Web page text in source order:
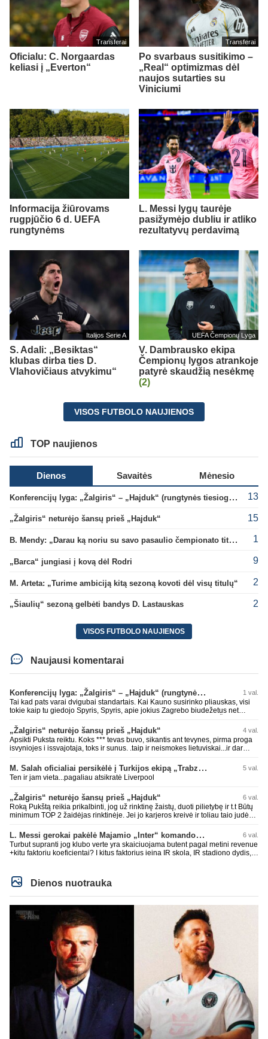
Transferai
Oficialu: C. Norgaardas
keliasi į „Everton“
Transferai
Po svarbaus susitikimo –
„Real“ optimizmas dėl
naujos sutarties su
Viniciumi
Informacija žiūrovams
rugpjūčio 6 d. UEFA
rungtynėms
L. Messi lygų taurėje
pasižymėjo dubliu ir atliko
rezultatyvų perdavimą
Italijos Serie A
S. Adali: „Besiktas“
klubas dirba ties D.
Vlahovičiaus atvykimu“
UEFA Čempionų Lyga
V. Dambrausko ekipa
Čempionų lygos atrankoje
patyrė skaudžią nesėkmę
(2)
VISOS FUTBOLO NAUJIENOS
TOP naujienos
Dienos Savaitės Mėnesio
Konferencijų lyga: „Žalgiris“ – „Hajduk“ (rungtynės tiesiogiai) 13
„Žalgiris“ neturėjo šansų prieš „Hajduk“ 15
B. Mendy: „Darau ką noriu su savo pasaulio čempionato titulu“ 1
„Barca“ jungiasi į kovą dėl Rodri 9
M. Arteta: „Turime ambiciją kitą sezoną kovoti dėl visų titulų“ 2
„Šiaulių“ sezoną gelbėti bandys D. Lastauskas 2
VISOS FUTBOLO NAUJIENOS
Naujausi komentarai
Konferencijų lyga: „Žalgiris“ – „Hajduk“ (rungtynės tiesiogiai) 1 val.
Tai kad pats varai dvigubai standartais. Kai Kauno susirinko pliauskas, visi
tokie kaip tu giedojo Spyris, Spyris, apie jokius Zagrebo biudežetus net
daug didesnis. Tfu ant tokių.
„Žalgiris“ neturėjo šansų prieš „Hajduk“ 4 val.
Apsikti Puksta reiktu. Koks *** tevas buvo, sikantis ant tevynes, pirma proga
isvyniojes i issvajotaja, toks ir sunus. .taip ir neismokes lietuviskai...ir dar
laurynas ikalbins
M. Salah oficialiai persikėlė į Turkijos ekipą „Trabzonspor“ 5 val.
Ten ir jam vieta...pagaliau atsikratė Liverpool
„Žalgiris“ neturėjo šansų prieš „Hajduk“ 6 val.
Roką Pukštą reikia prikalbinti, jog už rinktinę žaistų, duoti pilietybę ir t.t Būtų
minimum TOP 2 žaidėjas rinktinėje. Jei jo karjeros kreivė ir toliau taio judės,
L. Messi gerokai pakėlė Majamio „Inter“ komandos vertę 6 val.
Turbut supranti jog klubo verte yra skaiciuojama butent pagal metini revenue
+kitu faktoriu koeficientai? I kitus faktorius ieina IR skola, IR stadiono dydis,
milzinisko klubo vertes suoli siemet. Be to, tie 200 pamineti cia yra visiskai
on-point, jeigu jau musu mylimas D. prasneko apie klubo vertes kelima, arba
CR atveju - numusima.
Dienos nuotrauka